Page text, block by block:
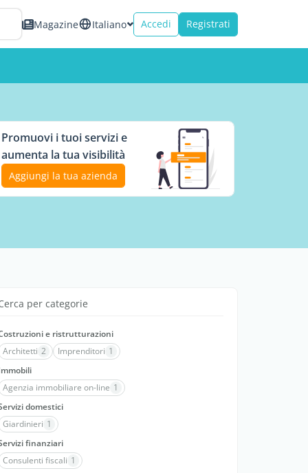
Magazine Italiano Accedi Registrati
Promuovi i tuoi servizi e
aumenta la tua visibilità
Aggiungi la tua azienda
per categorie
e ristrutturazioni
Architetti 2 Imprenditori 1
Agenzia immobiliare on-line 1
domestici
Giardinieri 1
finanziari
Consulenti fiscali 1